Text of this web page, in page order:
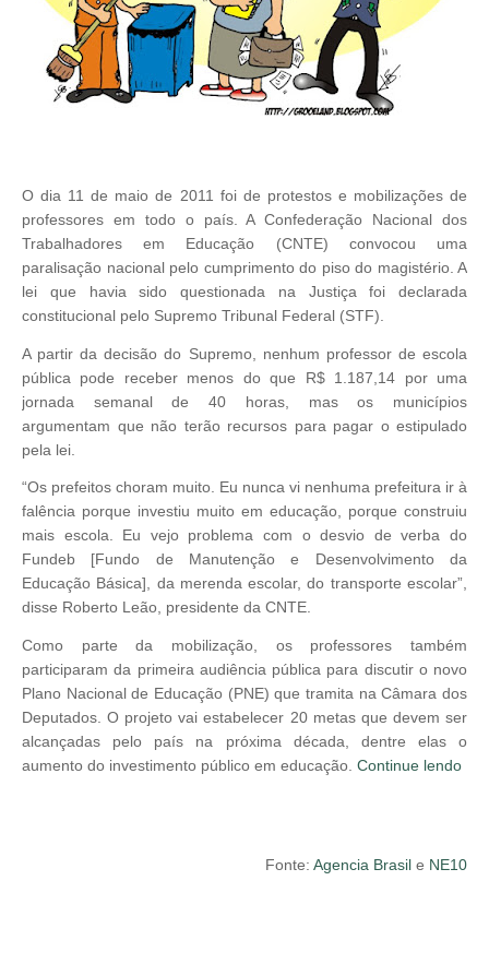
O dia 11 de maio de 2011 foi de protestos e mobilizações de
professores em todo o país. A Confederação Nacional dos
Trabalhadores em Educação (CNTE) convocou uma
paralisação nacional pelo cumprimento do piso do magistério. A
lei que havia sido questionada na Justiça foi declarada
constitucional pelo Supremo Tribunal Federal (STF).
A partir da decisão do Supremo, nenhum professor de escola
pública pode receber menos do que R$ 1.187,14 por uma
jornada semanal de 40 horas, mas os municípios
argumentam que não terão recursos para pagar o estipulado
pela lei.
“Os prefeitos choram muito. Eu nunca vi nenhuma prefeitura ir à
falência porque investiu muito em educação, porque construiu
mais escola. Eu vejo problema com o desvio de verba do
Fundeb [Fundo de Manutenção e Desenvolvimento da
Educação Básica], da merenda escolar, do transporte escolar”,
disse Roberto Leão, presidente da CNTE.
Como parte da mobilização, os professores também
participaram da primeira audiência pública para discutir o novo
Plano Nacional de Educação (PNE) que tramita na Câmara dos
Deputados. O projeto vai estabelecer 20 metas que devem ser
alcançadas pelo país na próxima década, dentre elas o
aumento do investimento público em educação. Continue lendo
Fonte: Agencia Brasil e NE10